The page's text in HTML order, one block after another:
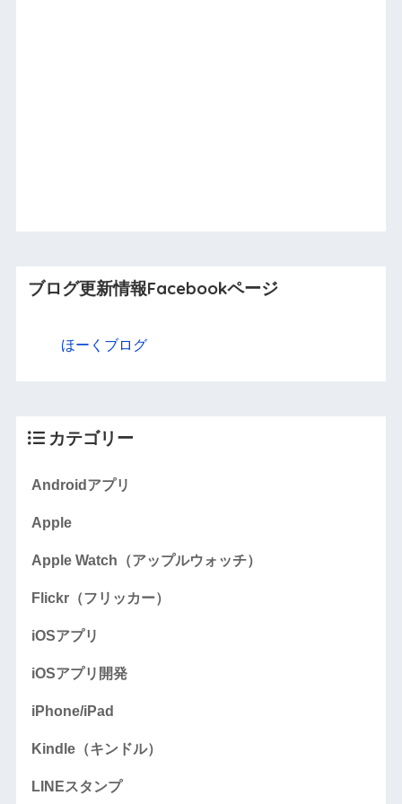
ブログ更新情報Facebookページ
ほーくブログ
カテゴリー
Androidアプリ
Apple
Apple Watch（アップルウォッチ）
Flickr（フリッカー）
iOSアプリ
iOSアプリ開発
iPhone/iPad
Kindle（キンドル）
LINEスタンプ